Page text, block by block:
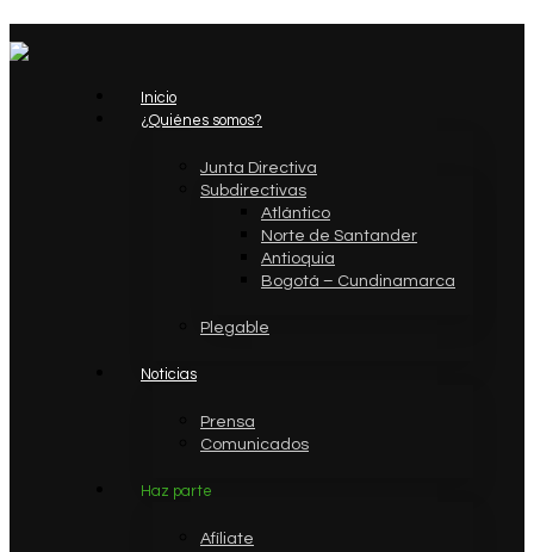
Inicio
¿Quiénes somos?
Junta Directiva
Subdirectivas
Atlántico
Norte de Santander
Antioquia
Bogotá – Cundinamarca
Plegable
Noticias
Prensa
Comunicados
Haz parte
Afíliate